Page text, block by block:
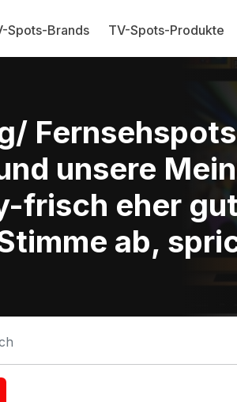
Spots-Brands TV-Spots-Produkte
unsere
frisch eher
ab,